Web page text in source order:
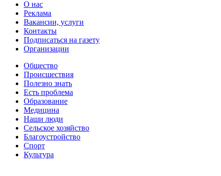
О нас
Реклама
Вакансии, услуги
Контакты
Подписаться на газету
Организации
Общество
Происшествия
Полезно знать
Есть проблема
Образование
Медицина
Наши люди
Сельское хозяйство
Благоустройство
Спорт
Культура